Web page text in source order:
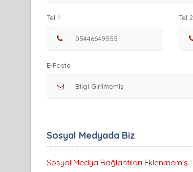
Tel 1 Tel 2
E-Posta
Sosyal Medyada Biz
Sosyal Medya Bağlantıları Eklenmemiş.